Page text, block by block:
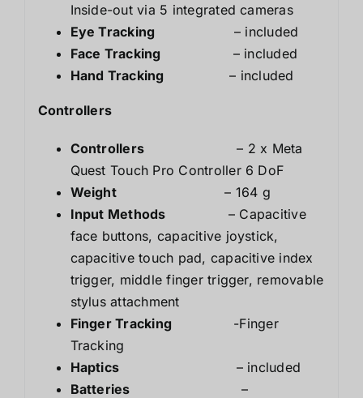
Inside-out via 5 integrated cameras
Eye Tracking – included
Face Tracking – included
Hand Tracking– included
Controllers
Controllers
– 2 x Meta
Quest Touch Pro Controller 6 DoF
Weight
– 164 g
Input Methods
– Capacitive
face buttons, capacitive joystick,
capacitive touch pad, capacitive index
trigger, middle finger trigger, removable
stylus attachment
Finger Tracking
-Finger
Tracking
Haptics
– included
Batteries
–